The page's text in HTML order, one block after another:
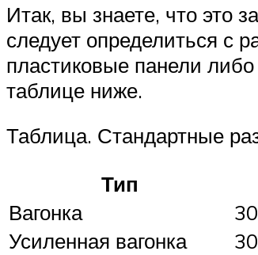
Итак, вы знаете, что это
следует определиться с
пластиковые панели
таблице ниже.
Таблица. Стандартные
Тип
Вагонка
Усиленная вагонка